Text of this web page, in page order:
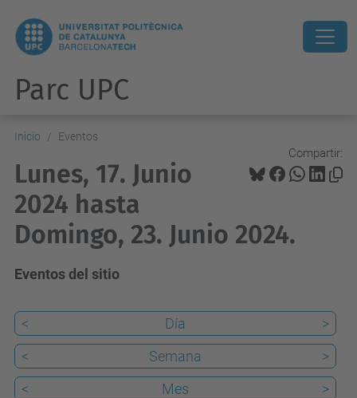
Parc UPC
Inicio Eventos
Compartir:
Lunes, 17. Junio
2024 hasta
Domingo, 23. Junio 2024.
Eventos del sitio
< Día
>
<
Semana
>
<
Mes >